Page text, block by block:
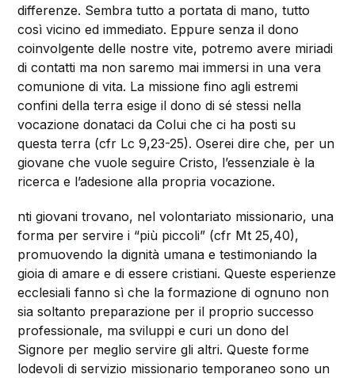
differenze. Sembra tutto a portata di mano, tutto
così vicino ed immediato. Eppure senza il dono
coinvolgente delle nostre vite, potremo avere miriadi
di contatti ma non saremo mai immersi in una vera
comunione di vita. La missione fino agli estremi
confini della terra esige il dono di sé stessi nella
vocazione donataci da Colui che ci ha posti su
questa terra (cfr Lc 9,23-25). Oserei dire che, per un
giovane che vuole seguire Cristo, l’essenziale è la
ricerca e l’adesione alla propria vocazione.
nti giovani trovano, nel volontariato missionario, una
forma per servire i “più piccoli” (cfr Mt 25,40),
promuovendo la dignità umana e testimoniando la
gioia di amare e di essere cristiani. Queste esperienze
ecclesiali fanno sì che la formazione di ognuno non
sia soltanto preparazione per il proprio successo
professionale, ma sviluppi e curi un dono del
Signore per meglio servire gli altri. Queste forme
lodevoli di servizio missionario temporaneo sono un